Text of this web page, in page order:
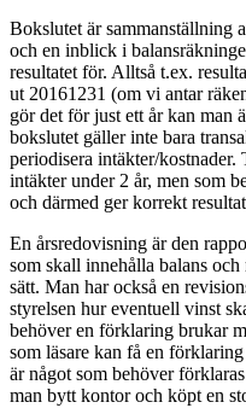
Bokslutet är sammanställning
och en inblick i
resultatet för. Alltså t.ex.
ut 20161231 (om vi antar
gör det för just ett år kan man
bokslutet gäller inte bara
periodisera intäkter/kostnader.
intäkter under 2 år, men som
och därmed ger korrekt
En årsredovisning är den
som skall innehålla balans
sätt. Man har också en
styrelsen hur eventuell vinst
behöver en förklaring brukar
som läsare kan få en
är något som behöver
man bytt kontor och köpt en